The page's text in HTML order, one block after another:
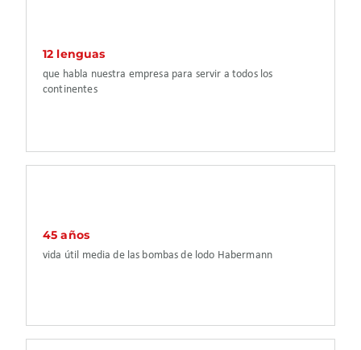
12 lenguas
que habla nuestra empresa para servir a todos los
continentes
45 años
vida útil media de las bombas de lodo Habermann